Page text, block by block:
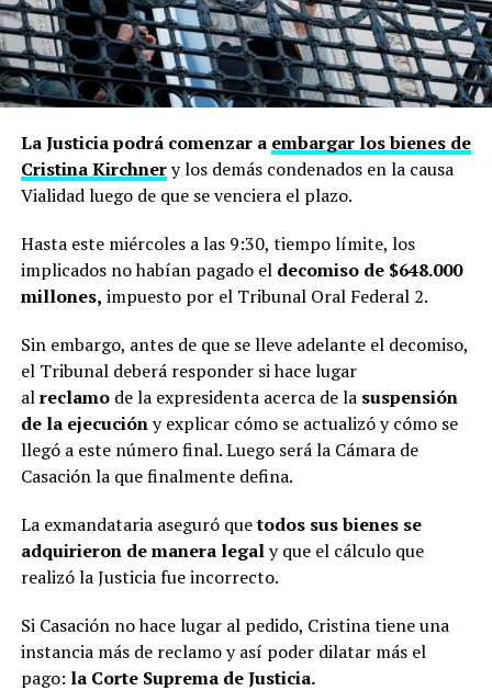
La Justicia podrá comenzar a embargar los bienes de
Cristina Kirchnery los demás condenados en la causa
Vialidad luego de que se venciera el plazo.
Hasta este miércoles a las 9:30, tiempo límite, los
implicados no habían pagado el decomiso de $648.000
millones, impuesto por el Tribunal Oral Federal 2.
Sin embargo, antes de que se lleve adelante el decomiso,
el Tribunal deberá responder si hace lugar
alreclamo de la expresidenta acerca de la suspensión
de la ejecucióny explicar cómo se actualizó y cómo se
llegó a este número final. Luego será la Cámara de
Casación la que finalmente defina.
La exmandataria aseguró quetodos sus bienes se
adquirieron de manera legaly que el cálculo que
realizó la Justicia fue incorrecto.
Si Casación no hace lugar al pedido, Cristina tiene una
instancia más de reclamo y así poder dilatar más el
pago: la Corte Suprema de Justicia.